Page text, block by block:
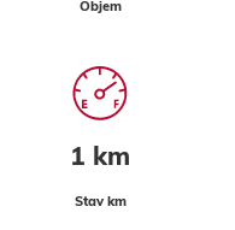
Objem
1 km
Stav km